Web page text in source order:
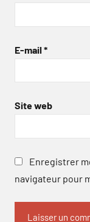
E-mail *
Site web
Enregistrer
navigateur pour